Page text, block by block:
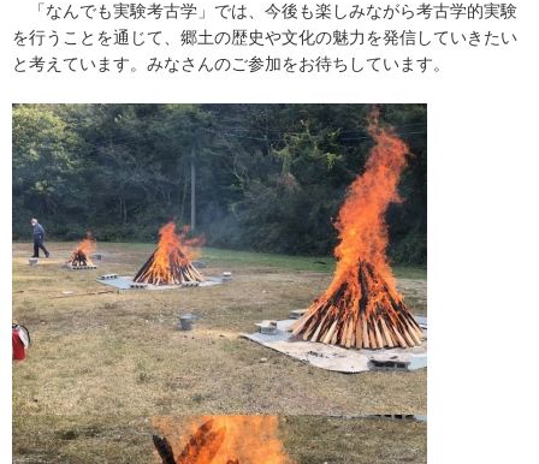
「なんでも実験考古学」では、今後も楽しみながら考古学的実験
を行うことを通じて、郷土の歴史や文化の魅力を発信していきたい
と考えています。みなさんのご参加をお待ちしています。